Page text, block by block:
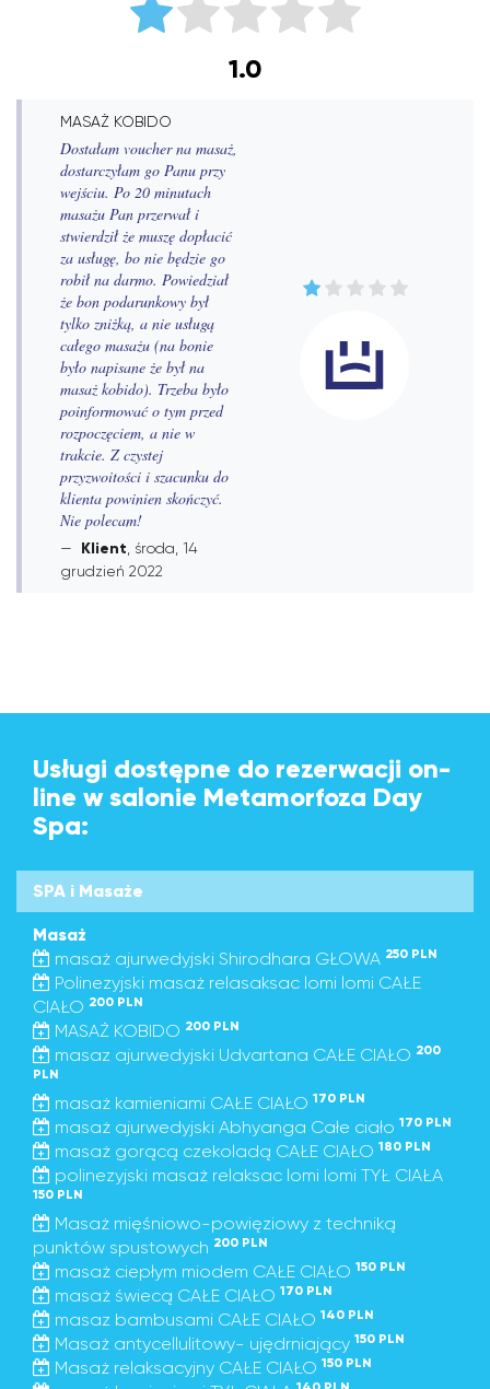
1.0
MASAŻ KOBIDO
Dostałam voucher na masaż,
dostarczyłam go Panu przy
wejściu. Po 20 minutach
masażu Pan przerwał i
stwierdził że muszę dopłacić
za usługę, bo nie będzie go
robił na darmo. Powiedział
że bon podarunkowy był
tylko zniżką, a nie usługą
całego masażu (na bonie
było napisane że był na
masaż kobido). Trzeba było
poinformować o tym przed
rozpoczęciem, a nie w
trakcie. Z czystej
przyzwoitości i szacunku do
klienta powinien skończyć.
Nie polecam!
Klient , środa, 14
grudzień 2022
Usługi dostępne do rezerwacji on-
line w salonie Metamorfoza Day
Spa:
SPA i Masaże
Masaż
masaż ajurwedyjski Shirodhara GŁOWA 250 PLN
Polinezyjski masaż relasaksac lomi lomi CAŁE
CIAŁO 200 PLN
MASAŻ KOBIDO 200 PLN
masaz ajurwedyjski Udvartana CAŁE CIAŁO 200
PLN
masaż kamieniami CAŁE CIAŁO 170 PLN
masaż ajurwedyjski Abhyanga Całe ciało 170 PLN
masaż gorącą czekoladą CAŁE CIAŁO 180 PLN
polinezyjski masaż relaksac lomi lomi TYŁ CIAŁA
150 PLN
Masaż mięśniowo-powięziowy z techniką
punktów spustowych 200 PLN
masaż ciepłym miodem CAŁE CIAŁO 150 PLN
masaż świecą CAŁE CIAŁO 170 PLN
masaz bambusami CAŁE CIAŁO 140 PLN
Masaż antycellulitowy- ujędrniający 150 PLN
Masaż relaksacyjny CAŁE CIAŁO 150 PLN